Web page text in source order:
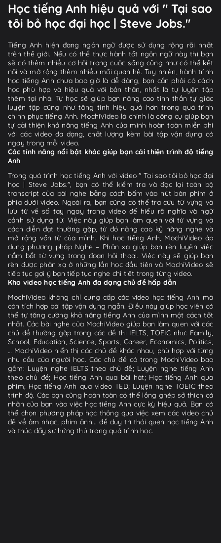
Học tiếng Anh hiệu quả với " Tại sao
tôi bỏ học đại học | Steve Jobs."
Tiếng Anh hiện đang ngôn ngữ được sử dụng rộng rãi nhất
trên thế giới. Nếu có thể thực hành tốt ngôn ngữ này thì bạn
sẽ có thêm nhiều cơ hội trong cuộc sống cũng như có thể kết
nối và mở rộng thêm nhiều mối quan hệ. Tuy nhiên, hành trình
học tiếng Anh chưa bao giờ là dễ dàng, bạn cần phải có cách
học phù hợp và hiệu quả với bản thân, nhất là tự luyện tập
thêm tại nhà. Tự học sẽ giúp bạn nâng cao tinh thần tự giác
luyện tập cũng như tăng tính hiệu quả hơn trong quá trình
chinh phục tiếng Anh. MochiVideo là chính là công cụ giúp bạn
tự cải thiện khả năng tiếng Anh của mình hoàn toàn miễn phí
với các video đa dạng, chất lượng kèm bài tập vận dụng có
ngay trong mỗi video.
Các tính năng nổi bật khác giúp bạn cải thiện trình độ tiếng
Anh
Trong quá trình học tiếng Anh với video " Tại sao tôi bỏ học đại
học | Steve Jobs.", bạn có thể kiểm tra và đọc lại toàn bộ
transcript của bài nghe bằng cách bấm vào nút bàn phím ở
phía dưới video. Ngoài ra, bạn cũng có thể tra cứu từ vựng và
lưu từ về sổ tay ngay trong video để hiểu rõ nghĩa và ngữ
cảnh sử dụng từ. Việc này giúp bạn làm quen với từ vựng và
cách diễn đạt thường gặp, từ đó nâng cao kỹ năng nghe và
mở rộng vốn từ của mình. Khi học tiếng Anh, MochiVideo áp
dụng phương pháp Nghe – Phản xạ giúp bạn rèn luyện việc
nắm bắt từ vựng trong đoạn hội thoại. Việc này sẽ giúp bạn
rèn được phản xạ ở những lần học đầu tiên và MochiVideo sẽ
tiếp tục gợi ý bạn tiếp tục nghe chi tiết trong từng video.
Kho video học tiếng Anh đa dạng chủ đề hấp dẫn
MochiVideo không chỉ cung cấp các video học tiếng Anh mà
còn tích hợp bài tập vận dụng ngắn. Điều này giúp học viên có
thể tự tăng cường khả năng tiếng Anh của mình một cách tốt
nhất. Các bài nghe của MochiVideo giúp bạn làm quen với các
chủ đề thường gặp trong các đề thi IELTS, TOEIC như: Family,
School, Education, Science, Sports, Career, Economics, Politics,
… MochiVideo hiển thị các chủ đề khác nhau, phù hợp với từng
nhu cầu của người học. Các chủ đề có trong MochiVideo bao
gồm: Luyện nghe IELTS theo chủ đề; Luyện nghe tiếng Anh
theo chủ đề; Học tiếng Anh qua bài hát; Học tiếng Anh qua
phim; Học tiếng Anh qua video TED; Luyện nghe TOEIC theo
trình độ. Các bạn cũng hoàn toàn có thể lồng ghép sở thích cá
nhân của bạn vào việc học tiếng Anh cực kỳ hiệu quả. Bạn có
thể chọn phương pháp học thông qua việc xem các video chủ
đề về âm nhạc, phim ảnh... để duy trì thói quen học tiếng Anh
và thúc đẩy sự hứng thú trong quá trình học.